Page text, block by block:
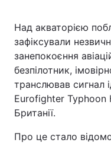
Економіка
Спорт
Техно і зв'язок
Зброя
Здоров'я
Над акваторією
зафіксували
занепокоєння
безпілотник,
транслював сигнал
Eurofighter Typhoon
Британії.
Про це стало відомо